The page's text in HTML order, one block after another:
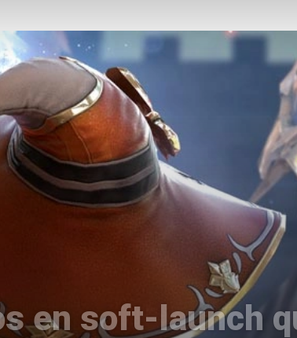
de
Uptodown
en soft-launch